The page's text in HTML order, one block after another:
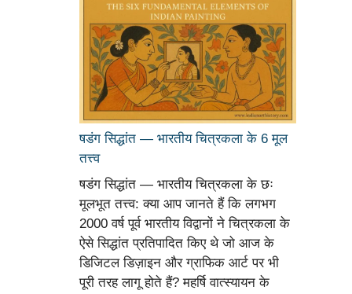
षडंग सिद्धांत — भारतीय चित्रकला के 6 मूल
तत्त्व
षडंग सिद्धांत — भारतीय चित्रकला के छः
मूलभूत तत्त्व: क्या आप जानते हैं कि लगभग
2000 वर्ष पूर्व भारतीय विद्वानों ने चित्रकला के
ऐसे सिद्धांत प्रतिपादित किए थे जो आज के
डिजिटल डिज़ाइन और ग्राफिक आर्ट पर भी
पूरी तरह लागू होते हैं? महर्षि वात्स्यायन के